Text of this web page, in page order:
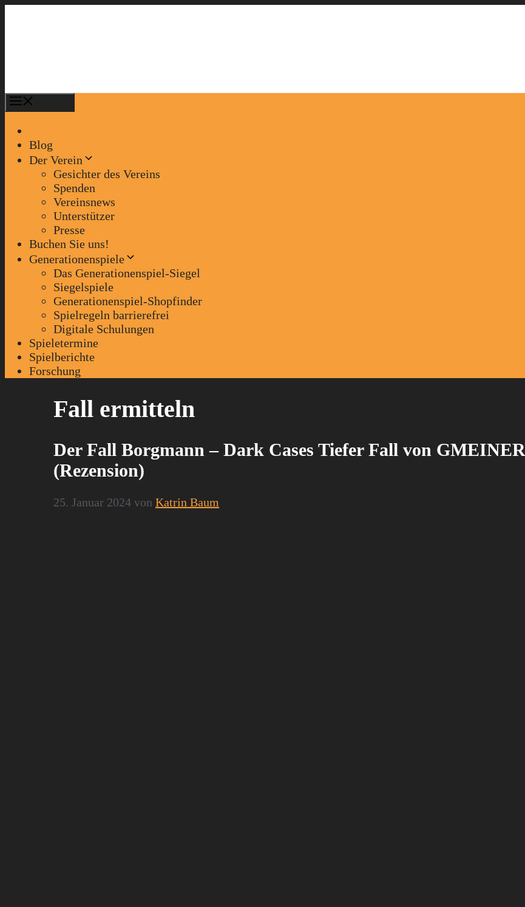
Blog
Der Verein
Gesichter des Vereins
Spenden
Vereinsnews
Unterstützer
Presse
Buchen Sie uns!
Generationenspiele
Das Generationenspiel-Siegel
Siegelspiele
Generationenspiel-Shopfinder
Spielregeln barrierefrei
Digitale Schulungen
Spieletermine
Spielberichte
Forschung
Fall ermitteln
Der Fall Borgmann – Dark Cases Tiefer Fall von GMEINER
(Rezension)
25. Januar 2024 von Katrin Baum